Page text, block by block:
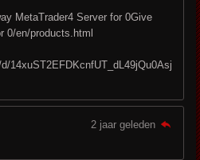
MetaTrader4 Server for 0Give
0/en/products.html
14xuST2EFDKcnfUT_dL49jQu0Asj
2 jaar geleden